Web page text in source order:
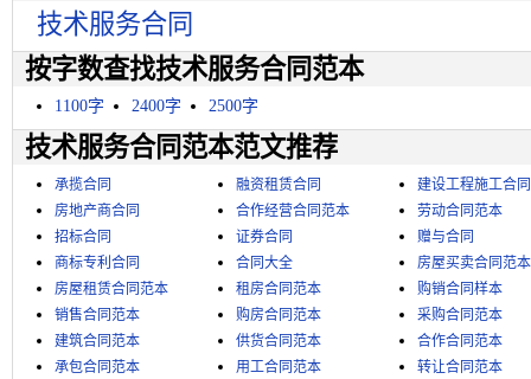
技术服务合同
按字数查找技术服务合同范本
1100字 2400字 2500字
技术服务合同范本范文推荐
承揽合同 融资租赁合同
建设工程施工合同
房地产商合同
合作经营合同范本
劳动合同范本
招标合同
证券合同
赠与合同
商标专利合同
合同大全
房屋买卖合同范本
房屋租赁合同范本
租房合同范本
购销合同样本
销售合同范本
购房合同范本
采购合同范本
建筑合同范本
供货合同范本
合作合同范本
承包合同范本
用工合同范本
转让合同范本